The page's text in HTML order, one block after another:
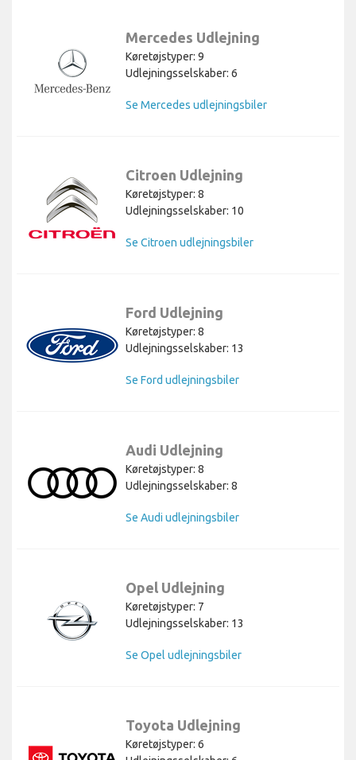
Mercedes Udlejning
Køretøjstyper: 9
Udlejningsselskaber: 6
Se Mercedes udlejningsbiler
Citroen Udlejning
Køretøjstyper: 8
Udlejningsselskaber: 10
Se Citroen udlejningsbiler
Ford Udlejning
Køretøjstyper: 8
Udlejningsselskaber: 13
Se Ford udlejningsbiler
Audi Udlejning
Køretøjstyper: 8
Udlejningsselskaber: 8
Se Audi udlejningsbiler
Opel Udlejning
Køretøjstyper: 7
Udlejningsselskaber: 13
Se Opel udlejningsbiler
Toyota Udlejning
Køretøjstyper: 6